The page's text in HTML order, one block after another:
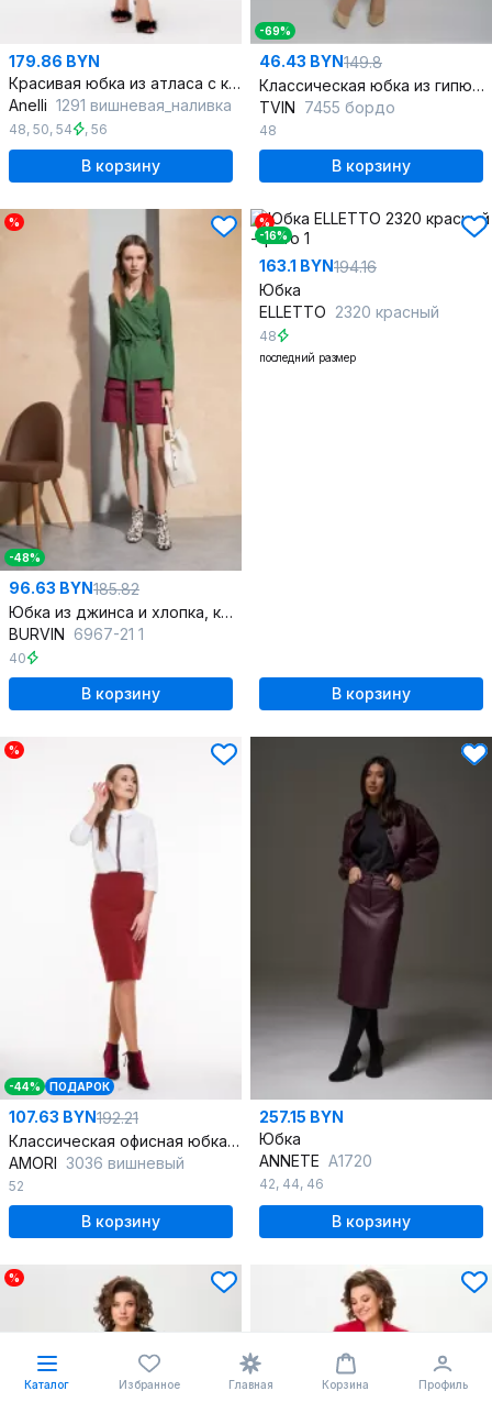
179.86 BYN
Красивая юбка из атласа с косым кроем и молнией
Anelli 1291 вишневая_наливка
48, 50, 54 , 56
В корзину
-69%
46.43 BYN149.8
Классическая юбка из гипюра с зауженным силуэтом
TVIN 7455 бордо
48
В корзину
%
-48%
96.63 BYN185.82
Юбка из джинса и хлопка, красная, демисезонная
BURVIN 6967-21 1
40
В корзину
%
-16%
163.1 BYN194.16
Юбка
ELLETTO 2320 красный
48
последний размер
В корзину
%
-44% ПОДАРОК
107.63 BYN192.21
Классическая офисная юбка на подкладке с поясом
AMORI 3036 вишневый
52
В корзину
257.15 BYN
Юбка
ANNETE A1720
42, 44, 46
В корзину
%
Каталог Избранное Главная Корзина Профиль